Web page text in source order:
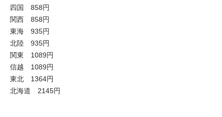
四国 858円
関西 858円
東海 935円
北陸 935円
関東 1089円
信越 1089円
東北 1364円
北海道 2145円